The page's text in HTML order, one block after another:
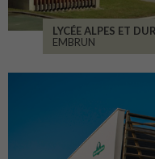
LYCÉE ALPES ET
EMBRUN